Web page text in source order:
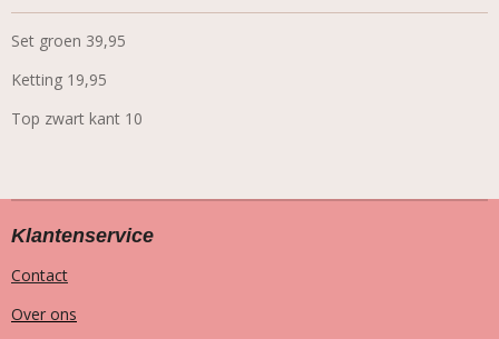
Set groen 39,95
Ketting 19,95
Top zwart kant 10
Klantenservice
Contact
Over ons